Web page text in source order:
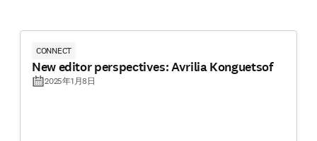
CONNECT
New editor perspectives: Avrilia Konguetsof
2025年1月8日